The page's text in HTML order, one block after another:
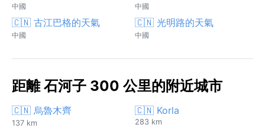
中國 中國
🇨🇳 古江巴格的天氣
中國
🇨🇳 光明路的天氣
中國
距離 石河子 300 公里的附近城市
🇨🇳 烏魯木齊
137 km
🇨🇳 Korla
283 km